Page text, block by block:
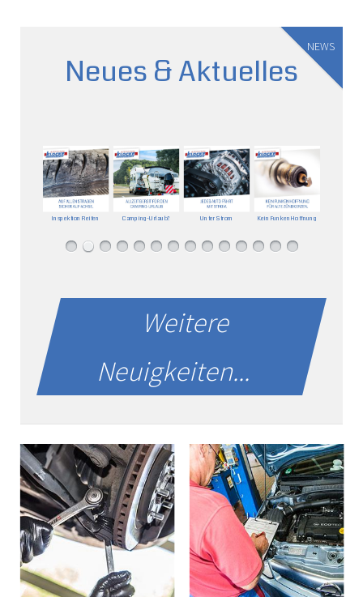
NEWS
Neues & Aktuelles
Inspektion Reifen Camping-Urlaub? Unter Strom Kein Funken Hoffnung
Weitere
Neuigkeiten...